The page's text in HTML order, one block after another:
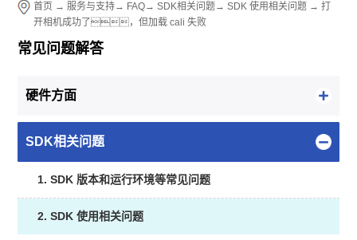
首页 →服务与支持→ FAQ→SDK相关问题 →SDK 使用相关问题 → 打
开相机成功了，但加载 cali 失败
常见问题解答
硬件方面
SDK相关问题
1. SDK 版本和运行环境等常见问题
2. SDK 使用相关问题